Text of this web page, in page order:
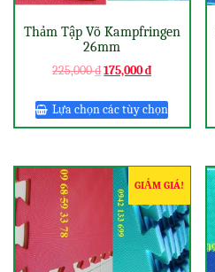
Thảm Tập Võ Kampfringen
26mm
225,000₫175,000₫
Lựa chọn các tùy chọn
GIẢM GIÁ!